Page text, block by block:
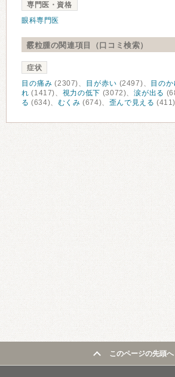
専門医・資格
眼科専門医
霰粒腫の関連項目（口コミ検索）
症状
目の痛み (2307)、 目が赤い (2497)、 目の
れ (1417)、 視力の低下 (3072)、涙が出る
る (634)、 むくみ (674)、 歪んで見える (411)
このページの先頭へ